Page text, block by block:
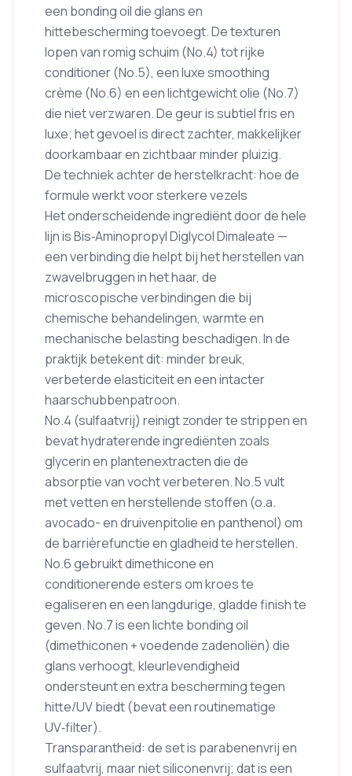
een bonding oil die glans en
hittebescherming toevoegt. De texturen
lopen van romig schuim (No.4) tot rijke
conditioner (No.5), een luxe smoothing
crème (No.6) en een lichtgewicht olie (No.7)
die niet verzwaren. De geur is subtiel fris en
luxe; het gevoel is direct zachter, makkelijker
doorkambaar en zichtbaar minder pluizig.
De techniek achter de herstelkracht: hoe de
formule werkt voor sterkere vezels
Het onderscheidende ingrediënt door de hele
lijn is Bis‑Aminopropyl Diglycol Dimaleate —
een verbinding die helpt bij het herstellen van
zwavelbruggen in het haar, de
microscopische verbindingen die bij
chemische behandelingen, warmte en
mechanische belasting beschadigen. In de
praktijk betekent dit: minder breuk,
verbeterde elasticiteit en een intacter
haarschubbenpatroon.
No.4 (sulfaatvrij) reinigt zonder te strippen en
bevat hydraterende ingrediënten zoals
glycerin en plantenextracten die de
absorptie van vocht verbeteren. No.5 vult
met vetten en herstellende stoffen (o.a.
avocado- en druivenpitolie en panthenol) om
de barrièrefunctie en gladheid te herstellen.
No.6 gebruikt dimethicone en
conditionerende esters om kroes te
egaliseren en een langdurige, gladde finish te
geven. No.7 is een lichte bonding oil
(dimethiconen + voedende zadenoliën) die
glans verhoogt, kleurlevendigheid
ondersteunt en extra bescherming tegen
hitte/UV biedt (bevat een routinematige
UV‑filter).
Transparantheid: de set is parabenenvrij en
sulfaatvrij, maar niet siliconenvrij; dat is een